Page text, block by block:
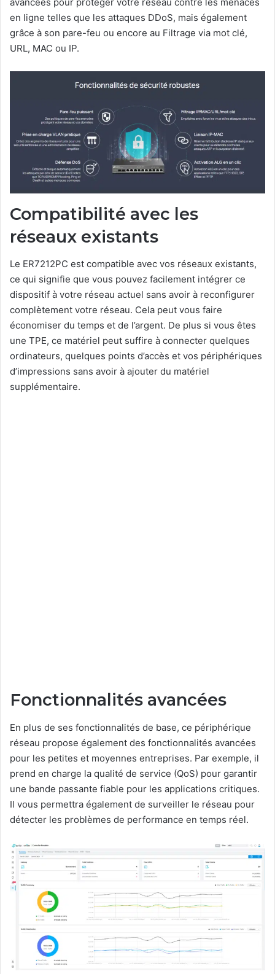
en ligne telles que les attaques DDoS, mais également
grâce à son pare-feu ou encore au Filtrage via mot clé,
URL, MAC ou IP.
Compatibilité avec les
réseaux existants
Le ER7212PC est compatible avec vos réseaux existants,
ce qui signifie que vous pouvez facilement intégrer ce
dispositif à votre réseau actuel sans avoir à reconfigurer
complètement votre réseau. Cela peut vous faire
économiser du temps et de l’argent. De plus si vous êtes
une TPE, ce matériel peut suffire à connecter quelques
ordinateurs, quelques points d’accès et vos périphériques
d’impressions sans avoir à ajouter du matériel
supplémentaire.
Fonctionnalités avancées
En plus de ses fonctionnalités de base, ce périphérique
réseau propose également des fonctionnalités avancées
pour les petites et moyennes entreprises. Par exemple, il
prend en charge la qualité de service (QoS) pour garantir
une bande passante fiable pour les applications critiques.
Il vous permettra également de surveiller le réseau pour
détecter les problèmes de performance en temps réel.